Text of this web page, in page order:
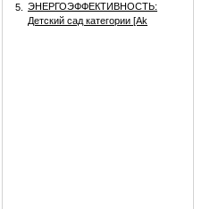
5.
ЭНЕРГОЭФФЕКТИВНОСТЬ:
Детский сад категории [Аk